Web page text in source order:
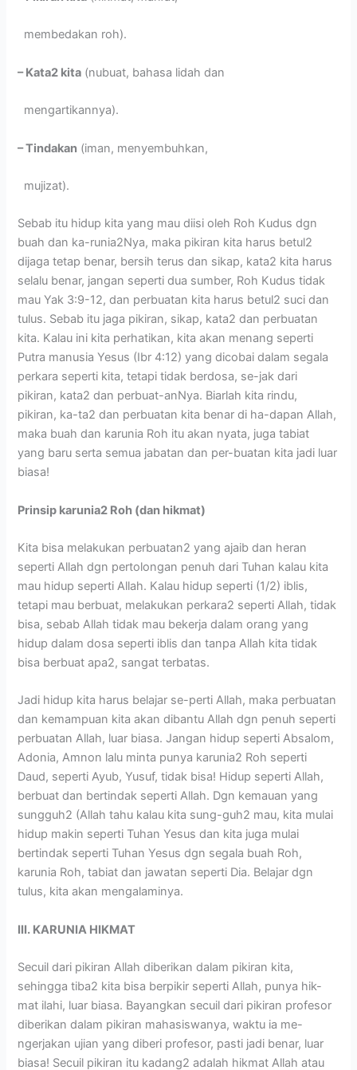
membedakan roh).
– Kata2 kita (nubuat, bahasa lidah dan
mengartikannya).
– Tindakan (iman, menyembuhkan,
mujizat).
Sebab itu hidup kita yang mau diisi oleh Roh Kudus dgn
buah dan ka-runia2Nya, maka pikiran kita harus betul2
dijaga tetap benar, bersih terus dan sikap, kata2 kita harus
selalu benar, jangan seperti dua sumber, Roh Kudus tidak
mau Yak 3:9-12, dan perbuatan kita harus betul2 suci dan
tulus. Sebab itu jaga pikiran, sikap, kata2 dan perbuatan
kita. Kalau ini kita perhatikan, kita akan menang seperti
Putra manusia Yesus (Ibr 4:12) yang dicobai dalam segala
perkara seperti kita, tetapi tidak berdosa, se-jak dari
pikiran, kata2 dan perbuat-anNya. Biarlah kita rindu,
pikiran, ka-ta2 dan perbuatan kita benar di ha-dapan Allah,
maka buah dan karunia Roh itu akan nyata, juga tabiat
yang baru serta semua jabatan dan per-buatan kita jadi luar
biasa!
Prinsip karunia2 Roh (dan hikmat)
Kita bisa melakukan perbuatan2 yang ajaib dan heran
seperti Allah dgn pertolongan penuh dari Tuhan kalau kita
mau hidup seperti Allah. Kalau hidup seperti (1/2) iblis,
tetapi mau berbuat, melakukan perkara2 seperti Allah, tidak
bisa, sebab Allah tidak mau bekerja dalam orang yang
hidup dalam dosa seperti iblis dan tanpa Allah kita tidak
bisa berbuat apa2, sangat terbatas.
Jadi hidup kita harus belajar se-perti Allah, maka perbuatan
dan kemampuan kita akan dibantu Allah dgn penuh seperti
perbuatan Allah, luar biasa. Jangan hidup seperti Absalom,
Adonia, Amnon lalu minta punya karunia2 Roh seperti
Daud, seperti Ayub, Yusuf, tidak bisa! Hidup seperti Allah,
berbuat dan bertindak seperti Allah. Dgn kemauan yang
sungguh2 (Allah tahu kalau kita sung-guh2 mau, kita mulai
hidup makin seperti Tuhan Yesus dan kita juga mulai
bertindak seperti Tuhan Yesus dgn segala buah Roh,
karunia Roh, tabiat dan jawatan seperti Dia. Belajar dgn
tulus, kita akan mengalaminya.
III. KARUNIA HIKMAT
Secuil dari pikiran Allah diberikan dalam pikiran kita,
sehingga tiba2 kita bisa berpikir seperti Allah, punya hik-
mat ilahi, luar biasa. Bayangkan secuil dari pikiran profesor
diberikan dalam pikiran mahasiswanya, waktu ia me-
ngerjakan ujian yang diberi profesor, pasti jadi benar, luar
biasa! Secuil pikiran itu kadang2 adalah hikmat Allah atau